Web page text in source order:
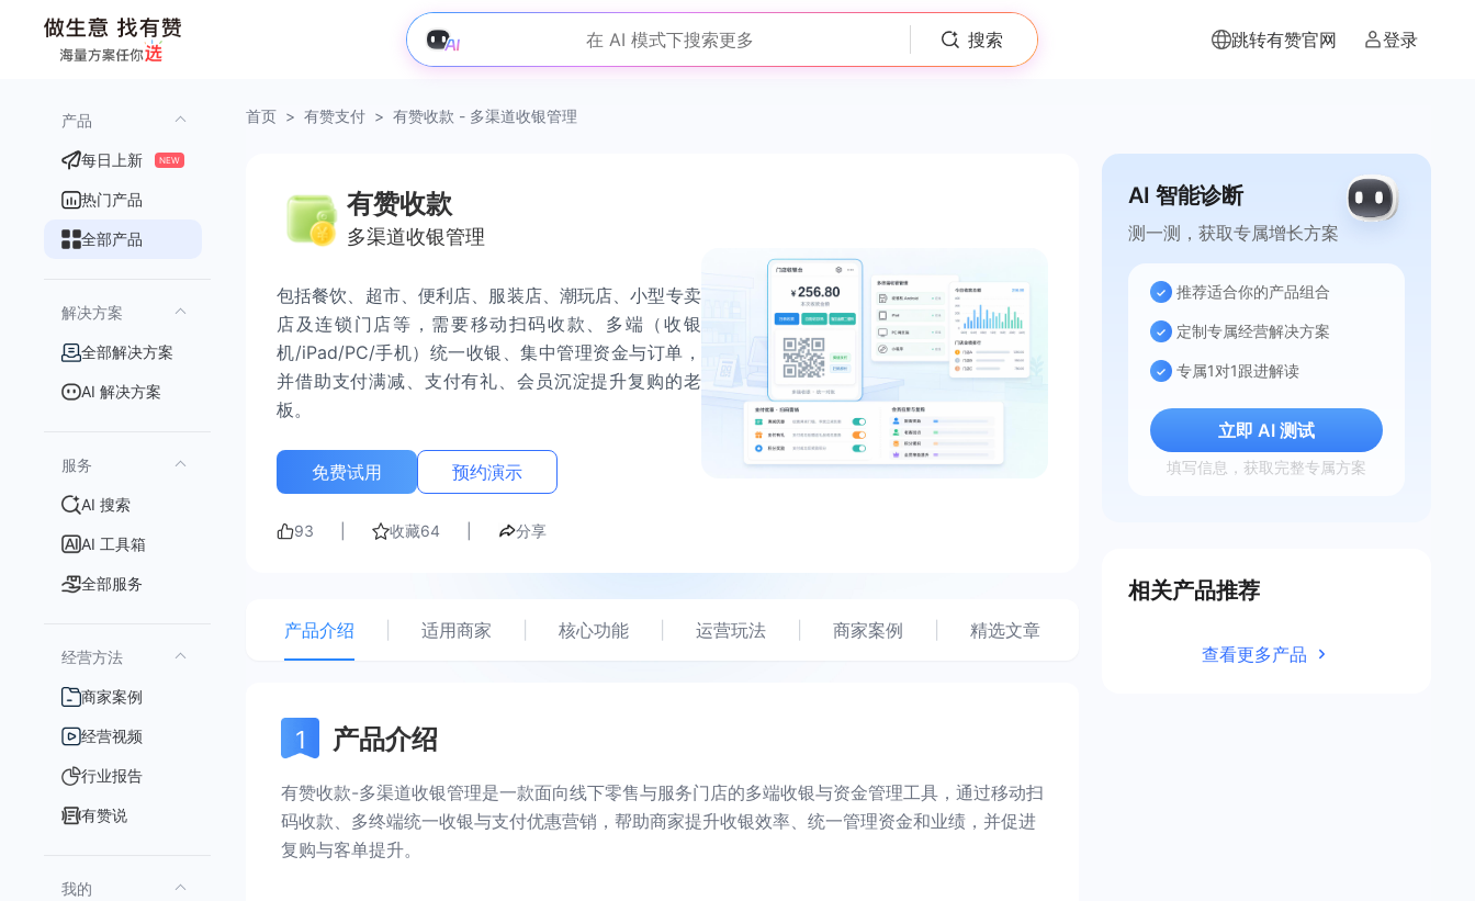
在 AI 模式下搜索更多 搜索 跳转有赞官网 登录
产品
每日上新 NEW
热门产品
全部产品
解决方案
全部解决方案
AI 解决方案
服务
AI 搜索
AI 工具箱
全部服务
经营方法
商家案例
经营视频
行业报告
有赞说
我的
首页 > 有赞支付 > 有赞收款 - 多渠道收银管理
有赞收款
多渠道收银管理
包括餐饮、超市、便利店、服装店、潮玩店、小型专卖
店及连锁门店等，需要移动扫码收款、多端（收银
机/iPad/PC/手机）统一收银、集中管理资金与订单，
并借助支付满减、支付有礼、会员沉淀提升复购的老
板。
免费试用 预约演示
93 收藏64 分享
产品介绍 适用商家 核心功能 运营玩法 商家案例 精选文章
产品介绍
有赞收款-多渠道收银管理是一款面向线下零售与服务门店的多端收银与资金管理工具，通过移动扫
码收款、多终端统一收银与支付优惠营销，帮助商家提升收银效率、统一管理资金和业绩，并促进
复购与客单提升。
AI 智能诊断
测一测，获取专属增长方案
推荐适合你的产品组合
定制专属经营解决方案
专属1对1跟进解读
立即 AI 测试
填写信息，获取完整专属方案
相关产品推荐
查看更多产品